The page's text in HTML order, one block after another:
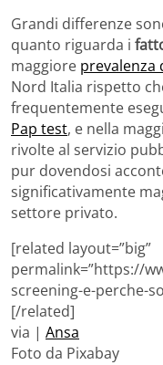
Grandi differenze
quanto riguarda i
maggiore prevalenza
Nord Italia rispetto
frequentemente
Pap test, e nella
rivolte al servizio
pur dovendosi
significativamente
settore privato.
[related layout=”big”
permalink=”https://
screening-e-perche-
[/related]
via | Ansa
Foto da Pixabay